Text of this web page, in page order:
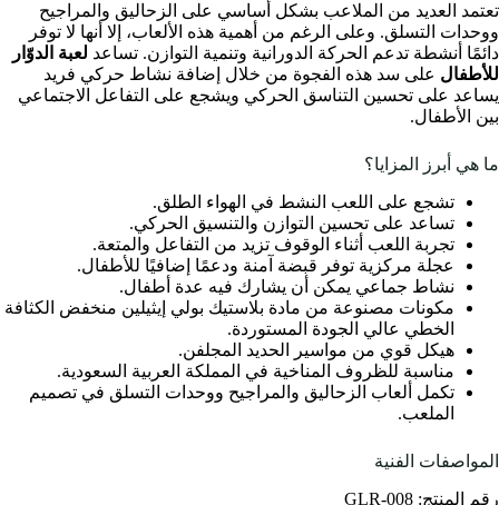
تعتمد العديد من الملاعب بشكل أساسي على الزحاليق والمراجيح
ووحدات التسلق. وعلى الرغم من أهمية هذه الألعاب، إلا أنها لا توفر
دائمًا أنشطة تدعم الحركة الدورانية وتنمية التوازن. تساعد لعبة الدوّار
للأطفال على سد هذه الفجوة من خلال إضافة نشاط حركي فريد
يساعد على تحسين التناسق الحركي ويشجع على التفاعل الاجتماعي
بين الأطفال.
ما هي أبرز المزايا؟
تشجع على اللعب النشط في الهواء الطلق.
تساعد على تحسين التوازن والتنسيق الحركي.
تجربة اللعب أثناء الوقوف تزيد من التفاعل والمتعة.
عجلة مركزية توفر قبضة آمنة ودعمًا إضافيًا للأطفال.
نشاط جماعي يمكن أن يشارك فيه عدة أطفال.
مكونات مصنوعة من مادة بلاستيك بولي إيثيلين منخفض الكثافة
الخطي عالي الجودة المستوردة.
هيكل قوي من مواسير الحديد المجلفن.
مناسبة للظروف المناخية في المملكة العربية السعودية.
تكمل ألعاب الزحاليق والمراجيح ووحدات التسلق في تصميم
الملعب.
المواصفات الفنية
رقم المنتج: GLR-008